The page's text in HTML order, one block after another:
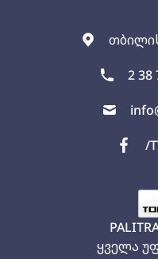
2 38
/
ყველა